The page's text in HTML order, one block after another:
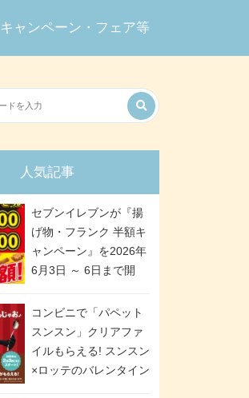
キャンペーン・フェア等
人気記事
セブンイレブンが『揚
げ物・フランク 半額キ
ャンペーン』を2026年
6月3日 ～ 6日まで開
などが「揚げ物スーパ
ーセール」でお得に! 各
日16:00 ～ 20:00の4時
間限定で実施。ななチ
コンビニで「パペット
スンスン」クリアファ
イルもらえる! スンスン
×ロッテのバレンタイン